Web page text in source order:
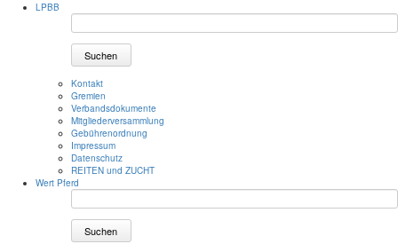
LPBB
Suchen
Kontakt
Gremien
Verbandsdokumente
Mitgliederversammlung
Gebührenordnung
Impressum
Datenschutz
REITEN und ZUCHT
Wert Pferd
Suchen